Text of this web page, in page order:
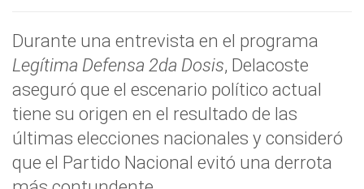
Durante una entrevista en el programa
Legítima Defensa 2da Dosis, Delacoste
aseguró que el escenario político actual
tiene su origen en el resultado de las
últimas elecciones nacionales y consideró
que el Partido Nacional evitó una derrota